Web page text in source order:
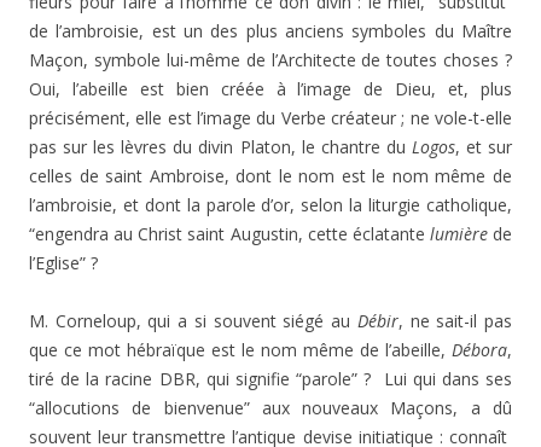
de l’ambroisie, est un des plus anciens symboles du Maître
Maçon, symbole lui-même de l’Architecte de toutes choses ?
Oui, l’abeille est bien créée à l’image de Dieu, et, plus
précisément, elle est l’image du Verbe créateur ; ne vole-t-elle
pas sur les lèvres du divin Platon, le chantre du Logos, et sur
celles de saint Ambroise, dont le nom est le nom même de
l’ambroisie, et dont la parole d’or, selon la liturgie catholique,
“engendra au Christ saint Augustin, cette éclatante lumièrede
l’Eglise” ?
M. Corneloup, qui a si souvent siégé au Débir, ne sait-il pas
que ce mot hébraïque est le nom même de l’abeille, Débora,
tiré de la racine DBR, qui signifie “parole” ? Lui qui dans ses
“allocutions de bienvenue” aux nouveaux Maçons, a dû
souvent leur transmettre l’antique devise initiatique : connaît